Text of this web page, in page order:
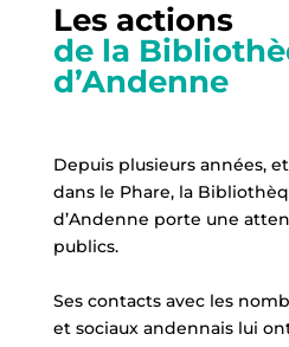
Les actions
de la
d’Andenne
Depuis plusieurs années,
dans le Phare, la
d’Andenne porte une
publics.
Ses contacts avec les
et sociaux andennais lui